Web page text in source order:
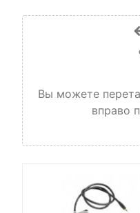
Вы можете
вправо